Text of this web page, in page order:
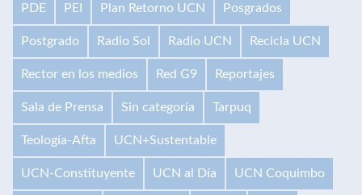
PDE PEI Plan Retorno UCN Posgrados
Postgrado Radio Sol Radio UCN Recicla UCN
Rector en los medios Red G9 Reportajes
Sala de Prensa Sin categoría Tarpuq
Teología-Afta UCN+Sustentable
UCN-Constituyente UCN al Día UCN Coquimbo